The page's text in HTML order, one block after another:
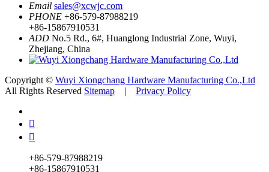
Email sales@xcwjc.com
PHONE +86-579-87988219
+86-15867910531
ADD No.5 Rd., 6#, Huanglong Industrial Zone, Wuyi,
Zhejiang, China
Copyright © Wuyi Xiongchang Hardware Manufacturing Co.,Ltd
All Rights Reserved Sitemap | Privacy Policy


+86-579-87988219
+86-15867910531